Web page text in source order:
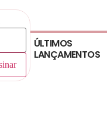
ÚLTIMOS
LANÇAMENTOS